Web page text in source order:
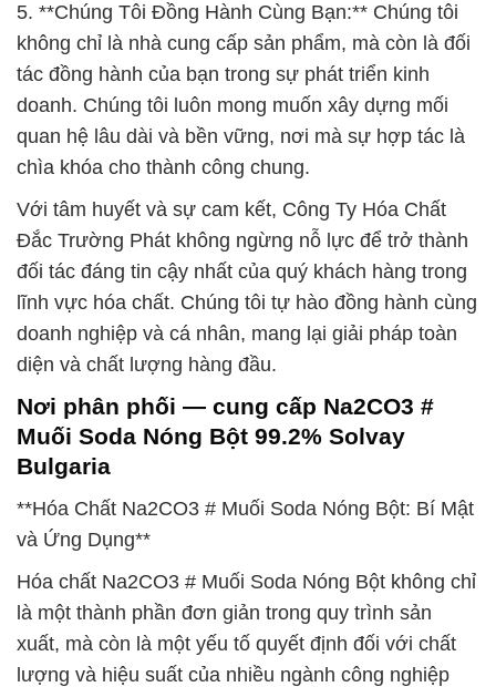
5. **Chúng Tôi Đồng Hành Cùng Bạn:** Chúng tôi
không chỉ là nhà cung cấp sản phẩm, mà còn là đối
tác đồng hành của bạn trong sự phát triển kinh
doanh. Chúng tôi luôn mong muốn xây dựng mối
quan hệ lâu dài và bền vững, nơi mà sự hợp tác là
chìa khóa cho thành công chung.
Với tâm huyết và sự cam kết, Công Ty Hóa Chất
Đắc Trường Phát không ngừng nỗ lực để trở thành
đối tác đáng tin cậy nhất của quý khách hàng trong
lĩnh vực hóa chất. Chúng tôi tự hào đồng hành cùng
doanh nghiệp và cá nhân, mang lại giải pháp toàn
diện và chất lượng hàng đầu.
Nơi phân phối — cung cấp Na2CO3 #
Muối Soda Nóng Bột 99.2% Solvay
Bulgaria
**Hóa Chất Na2CO3 # Muối Soda Nóng Bột: Bí Mật
và Ứng Dụng**
Hóa chất Na2CO3 # Muối Soda Nóng Bột không chỉ
là một thành phần đơn giản trong quy trình sản
xuất, mà còn là một yếu tố quyết định đối với chất
lượng và hiệu suất của nhiều ngành công nghiệp